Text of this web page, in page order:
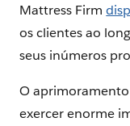
Mattress Firm
os clientes ao
seus inúmeros
O
exercer enorme